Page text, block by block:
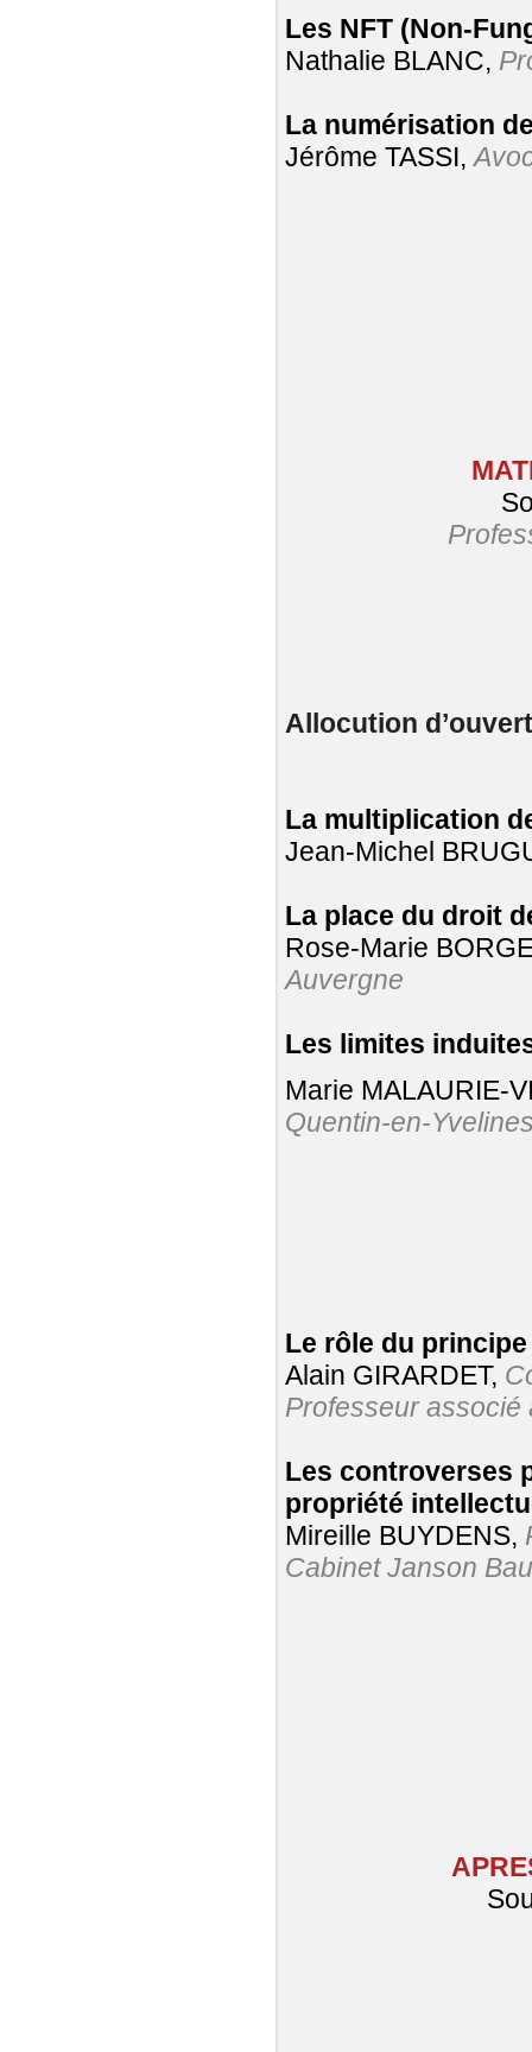
Les NFT (Non-
Nathalie BLANC,
La numérisation
Jérôme TASSI,
Allocution
La multiplication
Jean-Michel
La place du droit
Rose-Marie
Auvergne
Les limites
Marie MALAURIE-
Quentin-en-
Le rôle du
Alain GIRARDET,
Professeur associé
Les controverses
propriété
Mireille BUYDENS,
Cabinet Janson